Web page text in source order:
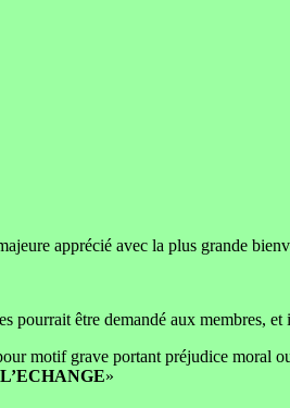
apprécié avec la plus grande
pourrait être demandé aux membres,
motif grave portant préjudice moral
»